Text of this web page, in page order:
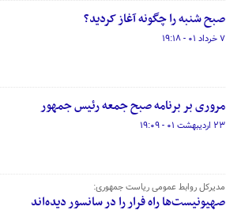
صبح شنبه را چگونه آغاز کردید؟
۷ خرداد ۰۱ - ۱۹:۱۸
مروری بر ‏برنامه ‎صبح جمعه رئیس جمهور
۲۳ اردیبهشت ۰۱ - ۱۹:۰۹
مدیرکل روابط عمومی ریاست‌ جمهوری:
صهیونیست‌ها راه فرار را در سانسور دیده‌اند